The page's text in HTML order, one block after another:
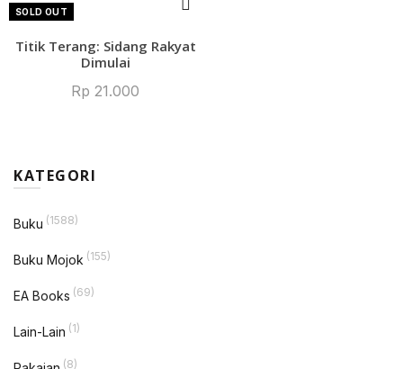
SOLD OUT
Titik Terang: Sidang Rakyat
Dimulai
Rp 21.000
KATEGORI
Buku (1588)
Buku Mojok (155)
EA Books (69)
Lain-Lain (1)
(8)